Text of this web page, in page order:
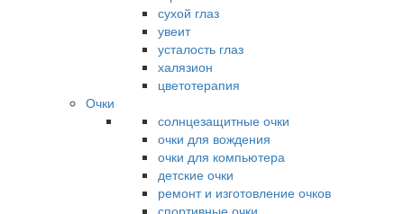
сухой глаз
увеит
усталость глаз
халязион
цветотерапия
Очки
солнцезащитные очки
очки для вождения
очки для компьютера
детские очки
ремонт и изготовление очков